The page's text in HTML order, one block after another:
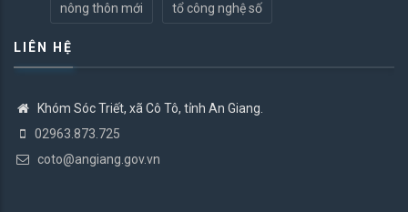
nông thôn mới tổ công nghệ số
LIÊN HỆ
Khóm Sóc Triết, xã Cô Tô, tỉnh An Giang.
02963.873.725
coto@angiang.gov.vn